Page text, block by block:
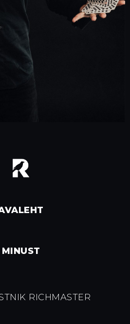
MINUST
RICHMASTER